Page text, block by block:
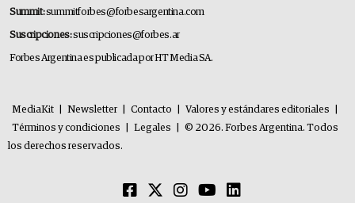
Summit:summitforbes@forbesargentina.com
Suscripciones:suscripciones@forbes.ar
Forbes Argentina es publicada por HT Media SA.
MediaKit Newsletter Contacto Valores y estándares editoriales
Términos y condiciones
Legales
© 2026. Forbes Argentina. Todos
los derechos reservados.